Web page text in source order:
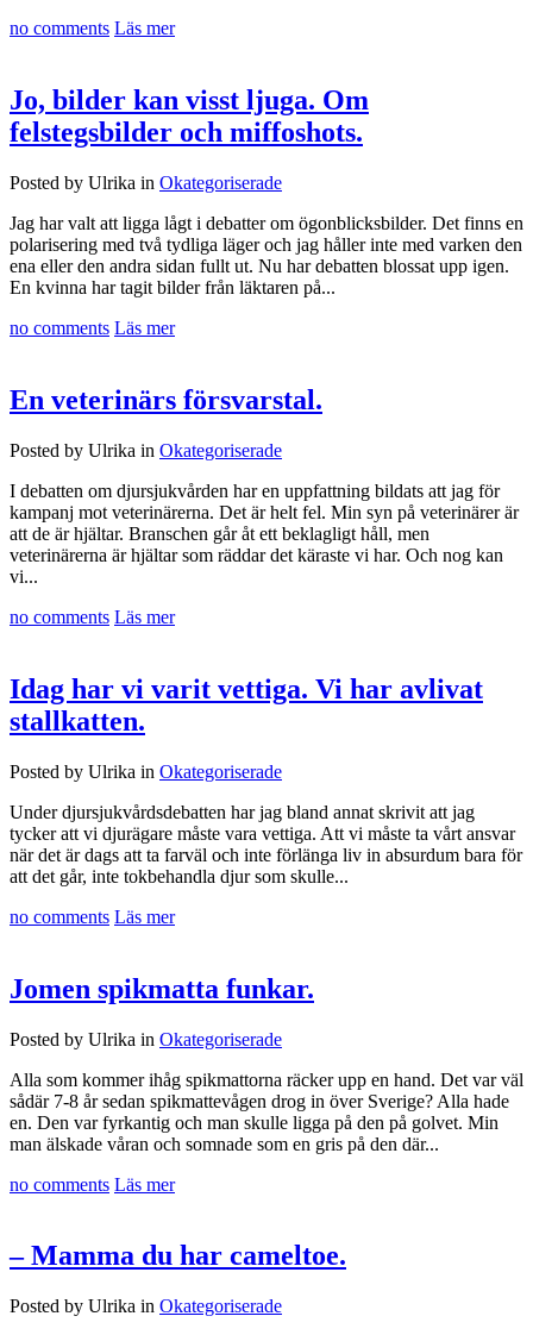
no comments Läs mer
Jo, bilder kan visst ljuga. Om
felstegsbilder och miffoshots.
Posted by Ulrika in Okategoriserade
Jag har valt att ligga lågt i debatter om ögonblicksbilder. Det finns en
polarisering med två tydliga läger och jag håller inte med varken den
ena eller den andra sidan fullt ut. Nu har debatten blossat upp igen.
En kvinna har tagit bilder från läktaren på...
no comments Läs mer
En veterinärs försvarstal.
Posted by Ulrika in Okategoriserade
I debatten om djursjukvården har en uppfattning bildats att jag för
kampanj mot veterinärerna. Det är helt fel. Min syn på veterinärer är
att de är hjältar. Branschen går åt ett beklagligt håll, men
veterinärerna är hjältar som räddar det käraste vi har. Och nog kan
vi...
no comments Läs mer
Idag har vi varit vettiga. Vi har avlivat
stallkatten.
Posted by Ulrika in Okategoriserade
Under djursjukvårdsdebatten har jag bland annat skrivit att jag
tycker att vi djurägare måste vara vettiga. Att vi måste ta vårt ansvar
när det är dags att ta farväl och inte förlänga liv in absurdum bara för
att det går, inte tokbehandla djur som skulle...
no comments Läs mer
Jomen spikmatta funkar.
Posted by Ulrika in Okategoriserade
Alla som kommer ihåg spikmattorna räcker upp en hand. Det var väl
sådär 7-8 år sedan spikmattevågen drog in över Sverige? Alla hade
en. Den var fyrkantig och man skulle ligga på den på golvet. Min
man älskade våran och somnade som en gris på den där...
no comments Läs mer
– Mamma du har cameltoe.
Posted by Ulrika in Okategoriserade